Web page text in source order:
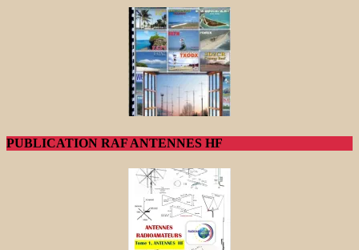
PUBLICATION RAF ANTENNES HF